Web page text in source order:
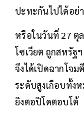
ปะทะกันไปได้อย่
หรือในวันที่ 27 ตุ
โซเวียต ถูกสหรัฐ
จึงได้เปิดฉากโจ
ระดับสูงเกือบทั้ง
ยิงตอปิโดตอบโต้